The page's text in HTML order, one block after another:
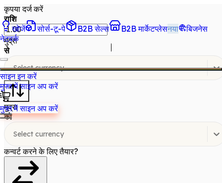
खोजें सोर्स-टू-पे B2B सेल्स B2B मार्केटप्लेसनया
बिजनेस
नेटवर्क
साइन इन करें
मुफ्त में साइन अप करें
मुफ्त में साइन अप करें
कृपया दर्ज करें
राशि
मुद्रा
से
Select currency
मुद्रा
को
Select currency
कन्वर्ट करने के लिए तैयार?